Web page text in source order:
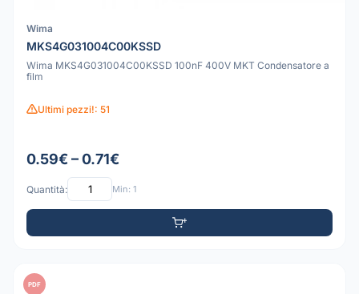
Wima
MKS4G031004C00KSSD
Wima MKS4G031004C00KSSD 100nF 400V MKT Condensatore a
film
Ultimi pezzi!: 51
0.59€ – 0.71€
Quantità: Min: 1
PDF